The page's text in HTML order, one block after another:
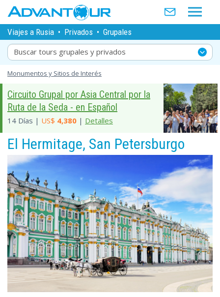
Viajes a Rusia • Privados • Grupales
Buscar tours grupales y privados
Monumentos y Sitios de Interés
Circuito Grupal por Asia Central por la
Ruta de la Seda - en Español
14 Días | US$ 4,380 | Detalles
El Hermitage, San Petersburgo